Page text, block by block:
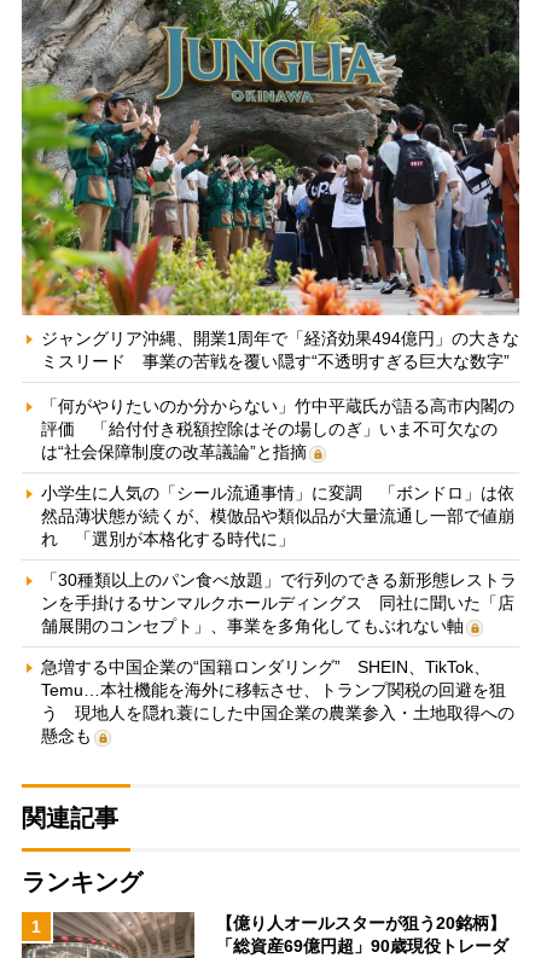
ジャングリア沖縄、開業1周年で「経済効果494億円」の大きな
ミスリード 事業の苦戦を覆い隠す“不透明すぎる巨大な数字”
「何がやりたいのか分からない」竹中平蔵氏が語る高市内閣の
評価 「給付付き税額控除はその場しのぎ」いま不可欠なの
は“社会保障制度の改革議論”と指摘
小学生に人気の「シール流通事情」に変調 「ボンドロ」は依
然品薄状態が続くが、模倣品や類似品が大量流通し一部で値崩
れ 「選別が本格化する時代に」
「30種類以上のパン食べ放題」で行列のできる新形態レストラ
ンを手掛けるサンマルクホールディングス 同社に聞いた「店
舗展開のコンセプト」、事業を多角化してもぶれない軸
急増する中国企業の“国籍ロンダリング” SHEIN、TikTok、
Temu…本社機能を海外に移転させ、トランプ関税の回避を狙
う 現地人を隠れ蓑にした中国企業の農業参入・土地取得への
懸念も
関連記事
ランキング
1
【億り人オールスターが狙う20銘柄】
「総資産69億円超」90歳現役トレーダ